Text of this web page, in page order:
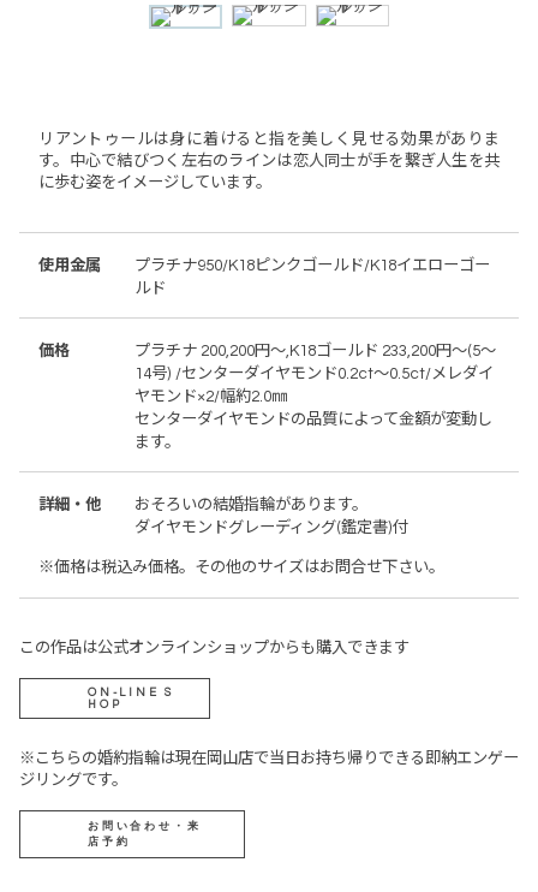
リアントゥールは身に着けると指を美しく見せる効果がありま
す。中心で結びつく左右のラインは恋人同士が手を繋ぎ人生を共
に歩む姿をイメージしています。
使用金属
プラチナ950/K18ピンクゴールド/K18イエローゴー
ルド
価格
プラチナ 200,200円～,K18ゴールド 233,200円～(5～
14号) /センターダイヤモンド0.2ct～0.5ct/メレダイ
ヤモンド×2/幅約2.0㎜
センターダイヤモンドの品質によって金額が変動し
ます。
詳細・他
おそろいの結婚指輪があります。
ダイヤモンドグレーディング(鑑定書)付
※価格は税込み価格。その他のサイズはお問合せ下さい。
この作品は公式オンラインショップからも購入できます
ON-LINE S
HOP
※こちらの婚約指輪は現在岡山店で当日お持ち帰りできる即納エンゲー
ジリングです。
お問い合わせ・来
店予約